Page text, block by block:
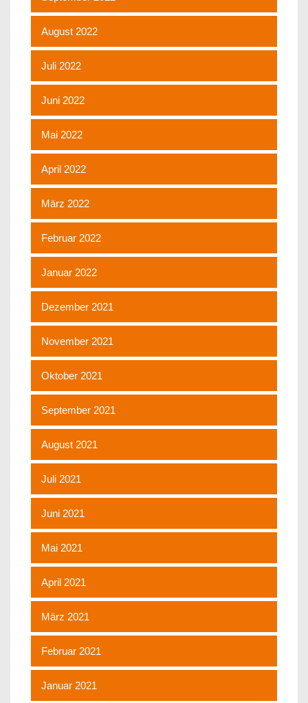
August 2022
Juli 2022
Juni 2022
Mai 2022
April 2022
März 2022
Februar 2022
Januar 2022
Dezember 2021
November 2021
Oktober 2021
September 2021
August 2021
Juli 2021
Juni 2021
Mai 2021
April 2021
März 2021
Februar 2021
Januar 2021